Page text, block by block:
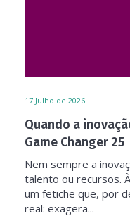
17 Julho de 2026
Quando a
Game Changer 25
Nem sempre a
talento ou recursos.
um fetiche que, por
real: exagera...